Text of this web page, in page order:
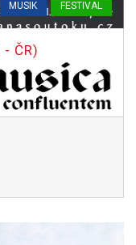
MUSIK FESTIVAL
- ČR)